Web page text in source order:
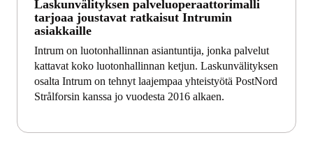
Laskunvälityksen palveluoperaattorimalli
tarjoaa joustavat ratkaisut Intrumin
asiakkaille
Intrum on luotonhallinnan asiantuntija, jonka palvelut
kattavat koko luotonhallinnan ketjun. Laskunvälityksen
osalta Intrum on tehnyt laajempaa yhteistyötä PostNord
Strålforsin kanssa jo vuodesta 2016 alkaen.